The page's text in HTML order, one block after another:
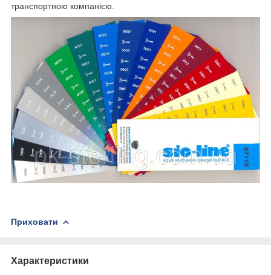
транспортною компанією.
Приховати
Характеристики